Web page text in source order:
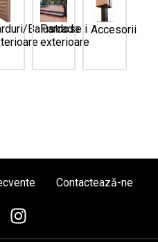
Balustrade
Pardoseli
exterioare
Accesorii
Contactează-ne
I